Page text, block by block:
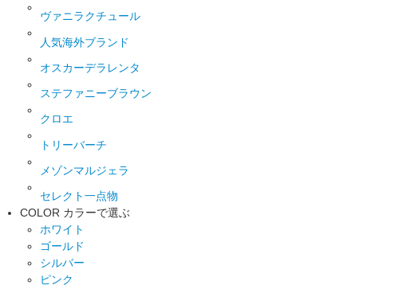
ヴァニラクチュール
人気海外ブランド
オスカーデラレンタ
ステファニーブラウン
クロエ
トリーバーチ
メゾンマルジェラ
セレクト一点物
COLOR カラーで選ぶ
ホワイト
ゴールド
シルバー
ピンク